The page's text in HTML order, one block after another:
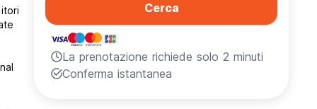
Cerca
La prenotazione richiede solo 2 minuti
Conferma istantanea